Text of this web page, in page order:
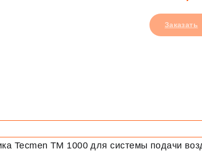
Заказать
Tecmen TM 1000 для системы подачи